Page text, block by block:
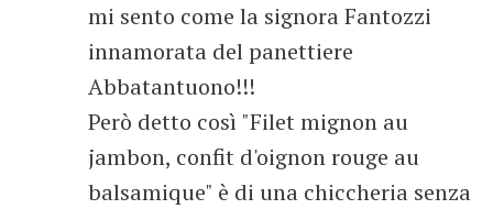
mi sento come la signora Fantozzi
innamorata del panettiere
Abbatantuono!!!
Però detto così "Filet mignon au
jambon, confit d'oignon rouge au
balsamique" è di una chiccheria senza